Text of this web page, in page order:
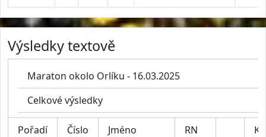
Výsledky textově
Maraton okolo Orlíku - 16.03.2025
Celkové výsledky
Pořadí Číslo Jméno RN